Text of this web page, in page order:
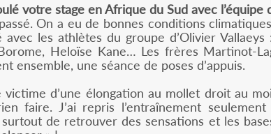
votre stage en Afrique du Sud avec l’équipe
On a eu de bonnes conditions
les athlètes du groupe d’Olivier Vallaeys
Heloïse Kane… Les frères Martinot-
ensemble, une séance de poses d’appuis.
victime d’une élongation au mollet droit au
faire. J’ai repris l’entraînement
de retrouver des sensations et les